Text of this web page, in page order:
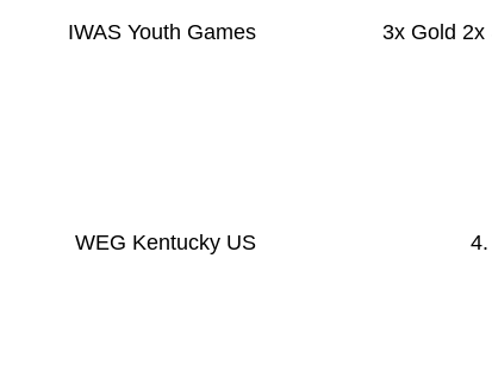
IWAS Youth Games 3x Gold 2x
WEG Kentucky US